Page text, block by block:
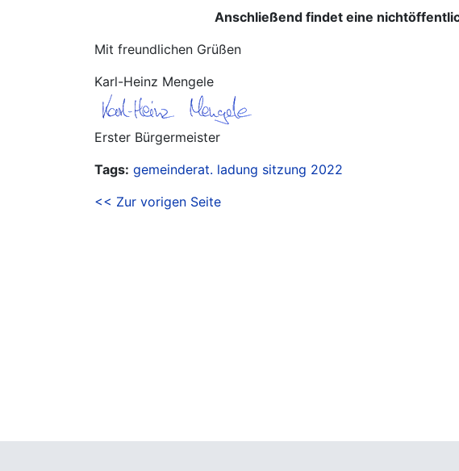
Anschließend findet eine
Mit freundlichen Grüßen
Karl-Heinz Mengele
Erster Bürgermeister
Tags: gemeinderat. ladung sitzung 2022
<< Zur vorigen Seite